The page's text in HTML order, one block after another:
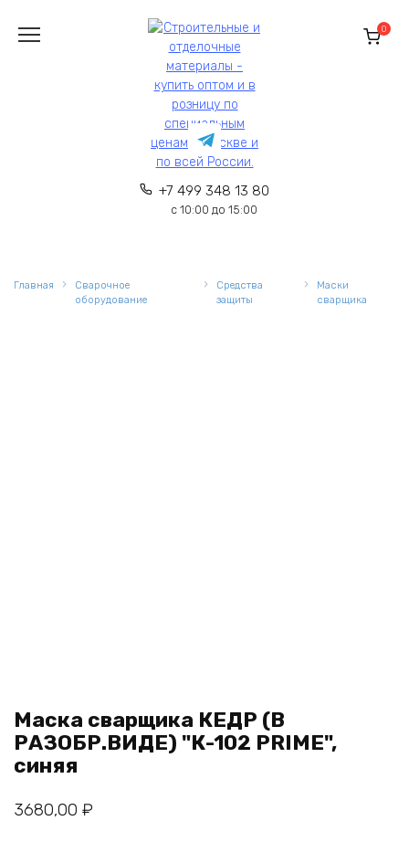
содержанию
+7 499 348 13 80
с 10:00 до 15:00
0
Главная
Сварочное
оборудование
Средства
защиты
Маски
сварщика
Маска сварщика КЕДР (В
РАЗОБР.ВИДЕ) "К-102 PRIME",
синяя
3680,00 ₽